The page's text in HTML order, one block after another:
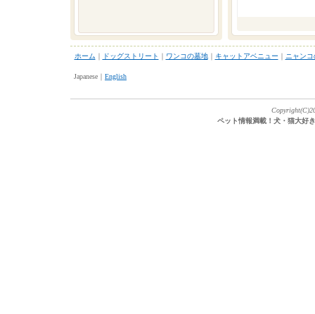
ホーム ｜ ドッグストリート ｜ ワンコの墓地｜ キャットアベニュー ｜ ニャン
Japanese｜ English
ペット情報満載！犬・猫大好